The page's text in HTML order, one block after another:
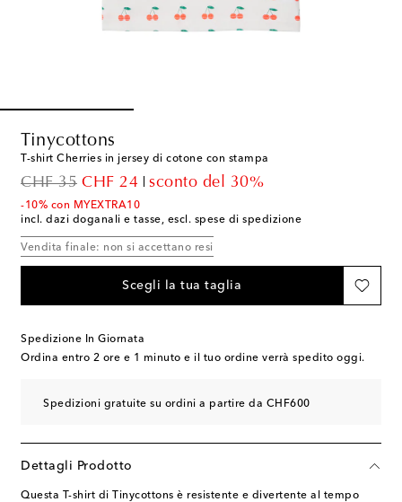
Tinycottons
T-shirt Cherries in jersey di cotone con stampa
CHF 35
original price
CHF 24
discount pricesconto del 30%
-10% con MYEXTRA10
incl. dazi doganali e tasse, escl. spese di spedizione
Vendita finale: non si accettano resi
Scegli la tua taglia
Spedizione In Giornata
Ordina entro 2 ore e 1 minuto e il tuo ordine verrà spedito oggi.
Spedizioni gratuite su ordini a partire da CHF600
Dettagli Prodotto
Questa T-shirt di Tinycottons è resistente e divertente al tempo